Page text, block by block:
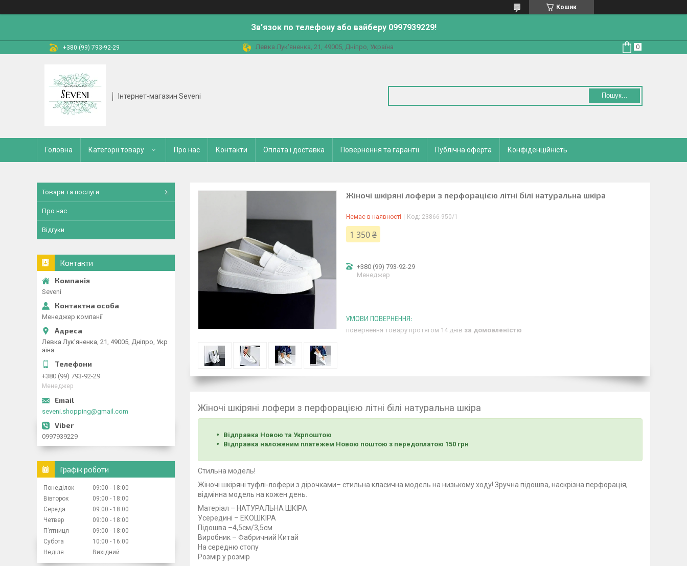
Кошик
Зв'язок по телефону або вайберу 0997939229!
+380 (99) 793-92-29 Левка Лук'яненка, 21, 49005, Дніпро, Україна
Інтернет-магазин Seveni Пошук...
Головна Категорії товару Про нас Контакти Оплата і доставка Повернення та гарантії Публічна оферта Конфіденційність
Жіночі шкіряні лофери з перфорацією літні білі натуральна шкіра
Немає в наявності Код: 23866-950/1
1 350 ₴
+380 (99) 793-92-29
Менеджер
повернення товару протягом 14 днів за домовленістю
Жіночі шкіряні лофери з перфорацією літні білі натуральна шкіра
Відправка Новою та Укрпоштою
Відправка наложеним платежем Новою поштою з передоплатою 150 грн
Стильна модель!
Жіночі шкіряні туфлі-лофери з дірочками– стильна класична модель на низькому ходу! Зручна підошва, наскрізна перфорація,
відмінна модель на кожен день.
Матеріал – НАТУРАЛЬНА ШКІРА
Усередині – ЕКОШКІРА
Підошва –4,5см/3,5см
Виробник – Фабричний Китай
На середню стопу
Розмір у розмір
Товари та послуги
Про нас
Відгуки
Контакти
Seveni
Менеджер компанії
Левка Лук'яненка, 21, 49005, Дніпро, Укр
аїна
+380 (99) 793-92-29
Менеджер
seveni.shopping@gmail.com
0997939229
Графік роботи
Понеділок 09:00
18:00
Вівторок
09:00
18:00
Середа
09:00
18:00
Четвер
09:00
18:00
Пʼятниця
09:00
18:00
Субота
10:00
16:00
Неділя
Вихідний